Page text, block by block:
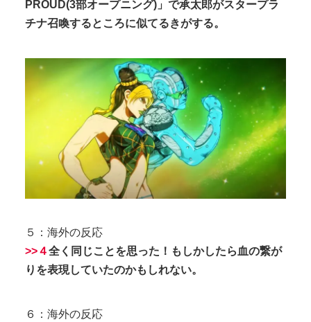
PROUD(3部オープニング)」で承太郎がスタープラ
チナ召喚するところに似てるきがする。
５：海外の反応
>>４全く同じことを思った！もしかしたら血の繋が
りを表現していたのかもしれない。
６：海外の反応